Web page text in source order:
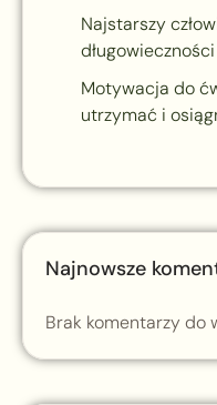
Najstarszy
Motywacja do
utrzymać i
Najnowsze
Brak komentarzy do